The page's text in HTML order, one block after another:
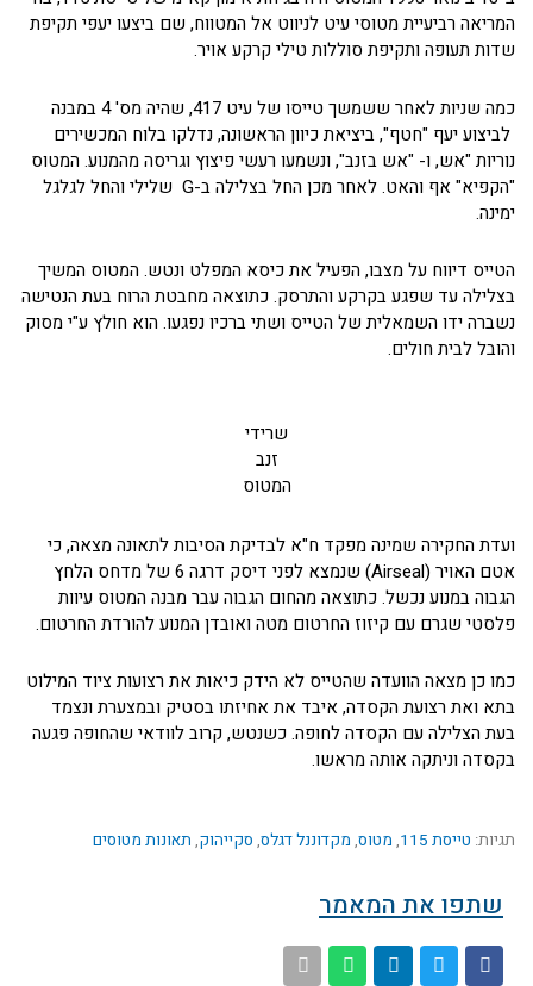
המריאה רביעיית מטוסי עיט לניווט אל המטווח, שם ביצעו יעפי תקיפת
שדות תעופה ותקיפת סוללות טילי קרקע אויר.
כמה שניות לאחר ששמשך טייסו של עיט 417, שהיה מס' 4 במבנה
לביצוע יעף "חטף", ביציאת כיוון הראשונה, נדלקו בלוח המכשירים
נוריות "אש, ו- "אש בזנב", ונשמעו רעשי פיצוץ וגריסה מהמנוע. המטוס
"הקפיא" אף והאט. לאחר מכן החל בצלילה ב-G שלילי והחל לגלגל
ימינה.
הטייס דיווח על מצבו, הפעיל את כיסא המפלט ונטש. המטוס המשיך
בצלילה עד שפגע בקרקע והתרסק. כתוצאה מחבטת הרוח בעת הנטישה
נשברה ידו השמאלית של הטייס ושתי ברכיו נפגעו. הוא חולץ ע"י מסוק
והובל לבית חולים.
שרידי
זנב
המטוס
ועדת החקירה שמינה מפקד ח"א לבדיקת הסיבות לתאונה מצאה, כי
אטם האויר (Airseal) שנמצא לפני דיסק דרגה 6 של מדחס הלחץ
הגבוה במנוע נכשל. כתוצאה מהחום הגבוה עבר מבנה המטוס עיוות
פלסטי שגרם עם קיזוז החרטום מטה ואובדן המנוע להורדת החרטום.
כמו כן מצאה הוועדה שהטייס לא הידק כיאות את רצועות ציוד המילוט
בתא ואת רצועת הקסדה, איבד את אחיזתו בסטיק ובמצערת ונצמד
בעת הצלילה עם הקסדה לחופה. כשנטש, קרוב לוודאי שהחופה פגעה
בקסדה וניתקה אותה מראשו.
תגיות: טייסת 115 , מטוס, מקדוננל דגלס, סקייהוק, תאונות מטוסים
שתפו את המאמר